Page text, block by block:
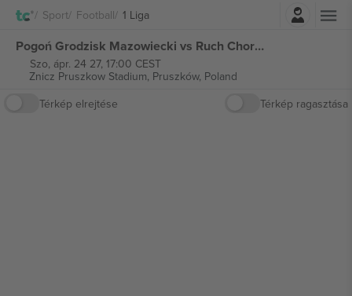
Sport Football 1 Liga
Pogoń Grodzisk Mazowiecki vs Ruch Chorzów 1 Liga jegyek
Szo, ápr. 24 27, 17:00 CEST
Znicz Pruszkow Stadium, Pruszków, Poland
Térkép elrejtése
Térkép ragasztása